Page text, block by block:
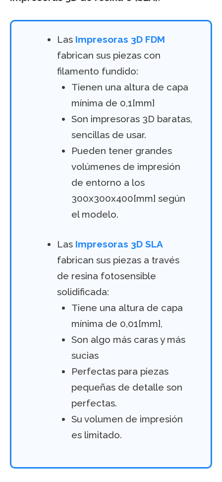
Las Impresoras 3D FDM
fabrican sus piezas con
filamento fundido:
Tienen una altura de capa
mínima de 0,1[mm]
Son impresoras 3D baratas,
sencillas de usar.
Pueden tener grandes
volúmenes de impresión
de entorno a los
300x300x400[mm] según
el modelo.
Las Impresoras 3D SLA
fabrican sus piezas a través
de resina fotosensible
solidificada:
Tiene una altura de capa
mínima de 0,01[mm],
Son algo más caras y más
sucias
Perfectas para piezas
pequeñas de detalle son
perfectas.
Su volumen de impresión
es limitado.